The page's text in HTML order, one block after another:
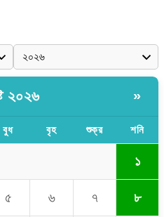
২০২৬ »
বুধ বৃহ শুক্র শনি
১
৫ ৬ ৭ ৮